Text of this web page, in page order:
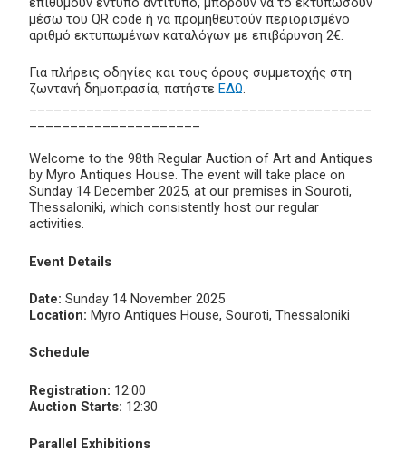
μέσω του QR code ή να προμηθευτούν περιορισμένο
αριθμό εκτυπωμένων καταλόγων με επιβάρυνση 2€.
Για πλήρεις οδηγίες και τους όρους συμμετοχής στη
ζωντανή δημοπρασία, πατήστε ΕΔΩ.
Welcome to the 98th Regular Auction of Art and Antiques
by Myro Antiques House. The event will take place on
Sunday 14 December 2025, at our premises in Souroti,
Thessaloniki, which consistently host our regular
activities.
Event Details
Date: Sunday 14 November 2025
Location: Myro Antiques House, Souroti, Thessaloniki
Schedule
Registration: 12:00
Auction Starts: 12:30
Parallel Exhibitions